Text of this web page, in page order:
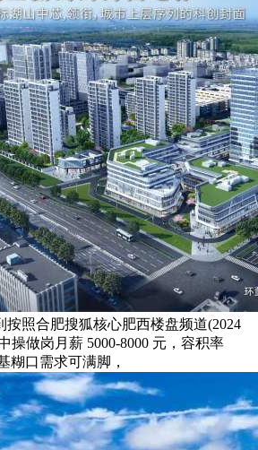
按照合肥搜狐核心肥西楼盘频道(2024
操做岗月薪 5000-8000 元，容积率
糊口需求可满脚，